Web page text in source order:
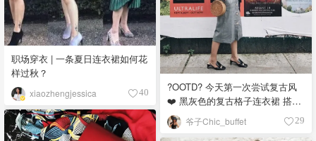
职场穿衣 | 一条夏日连衣裙如何花
样过秋？
xiaozhengjessica 40
?OOTD? 今天第一次尝试复古风
❤️ 黑灰色的复古格子连衣裙 搭配
黑色穆勒鞋 再搭配 圆饼草编包
?????
爷子Chic_buffet 29